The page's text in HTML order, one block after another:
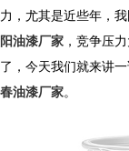
力，尤其是近些年，
阳油漆厂家 ，竞争压
了，今天我们就来讲
春油漆厂家。